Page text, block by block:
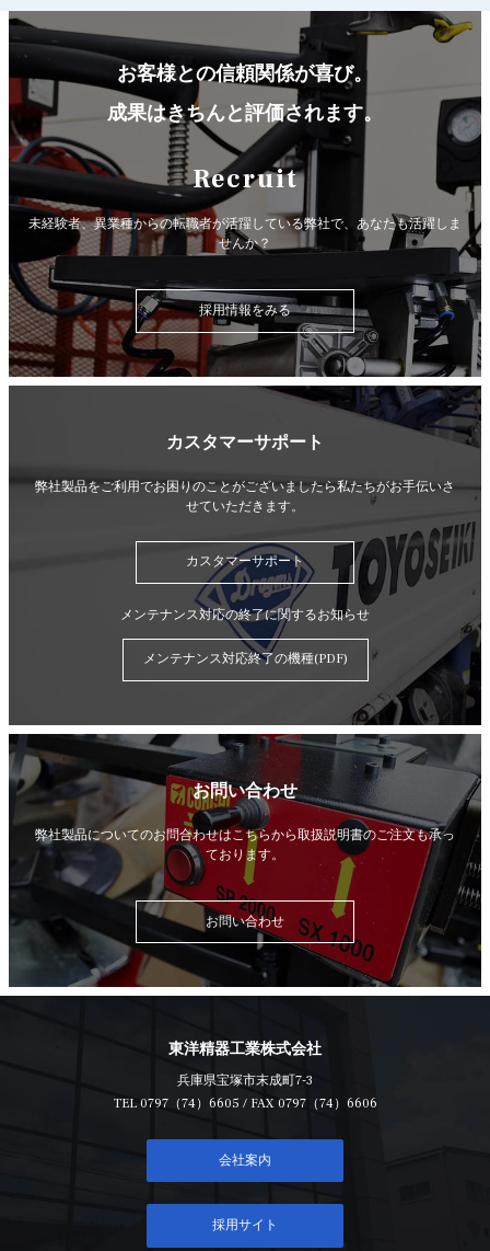
お客様との信頼関係が喜び。
成果はきちんと評価されます。
Recruit
未経験者、異業種からの転職者が活躍している弊社で、 あなたも活躍しま
せんか？
採用情報をみる
カスタマーサポート
弊社製品をご利用でお困りのことがございましたら私たちがお手伝いさ
せていただきます。
カスタマーサポート
メンテナンス対応の終了に関するお知らせ
メンテナンス対応終了の機種(PDF)
お問い合わせ
弊社製品についてのお問合わせはこちらから取扱説明書のご注文も承っ
ております。
お問い合わせ
東洋精器工業株式会社
兵庫県宝塚市末成町7-3
TEL 0797（74）6605 / FAX 0797（74）6606
会社案内
採用サイト